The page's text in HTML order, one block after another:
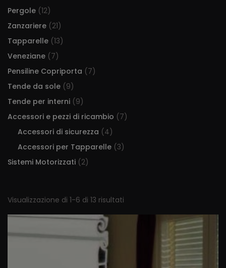
Visualizzazione di 1-6 di 13 risultati
Pergole (12)
Zanzariere (21)
Tapparelle (13)
Veneziane (7)
Pensiline Copriporta (7)
Tende da sole (9)
Tende per interni (9)
Accessori e pezzi di ricambio (7)
Accessori di sicurezza (4)
Accessori per Tapparelle (3)
Sistemi Motorizzati (2)